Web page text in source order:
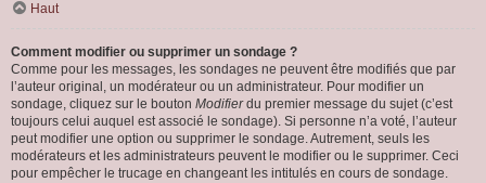
Haut
Comment modifier ou supprimer un sondage ?
Comme pour les messages, les sondages ne peuvent être modifiés que par
l’auteur original, un modérateur ou un administrateur. Pour modifier un
sondage, cliquez sur le bouton Modifierdu premier message du sujet (c’est
toujours celui auquel est associé le sondage). Si personne n’a voté, l’auteur
peut modifier une option ou supprimer le sondage. Autrement, seuls les
modérateurs et les administrateurs peuvent le modifier ou le supprimer. Ceci
pour empêcher le trucage en changeant les intitulés en cours de sondage.